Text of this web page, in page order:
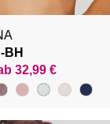
BH
32,99 €